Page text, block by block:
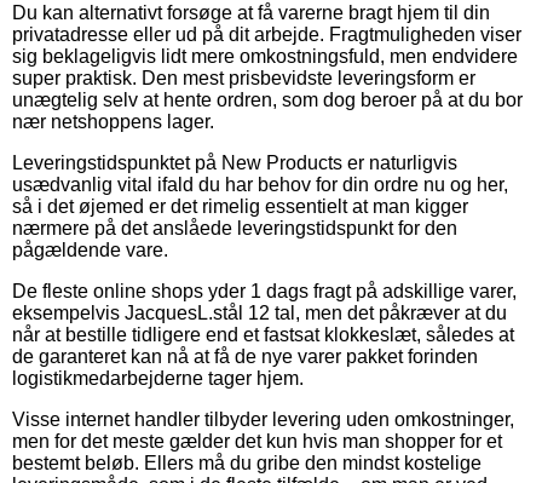
Du kan alternativt forsøge at få varerne bragt hjem til din
privatadresse eller ud på dit arbejde. Fragtmuligheden viser
sig beklageligvis lidt mere omkostningsfuld, men endvidere
super praktisk. Den mest prisbevidste leveringsform er
unægtelig selv at hente ordren, som dog beroer på at du bor
nær netshoppens lager.
Leveringstidspunktet på New Products er naturligvis
usædvanlig vital ifald du har behov for din ordre nu og her,
så i det øjemed er det rimelig essentielt at man kigger
nærmere på det anslåede leveringstidspunkt for den
pågældende vare.
De fleste online shops yder 1 dags fragt på adskillige varer,
eksempelvis JacquesL.stål 12 tal, men det påkræver at du
når at bestille tidligere end et fastsat klokkeslæt, således at
de garanteret kan nå at få de nye varer pakket forinden
logistikmedarbejderne tager hjem.
Visse internet handler tilbyder levering uden omkostninger,
men for det meste gælder det kun hvis man shopper for et
bestemt beløb. Ellers må du gribe den mindst kostelige